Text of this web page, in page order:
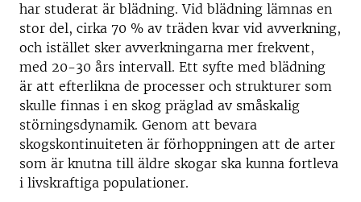
har studerat är blädning. Vid blädning lämnas en
stor del, cirka 70 % av träden kvar vid avverkning,
och istället sker avverkningarna mer frekvent,
med 20-30 års intervall. Ett syfte med blädning
är att efterlikna de processer och strukturer som
skulle finnas i en skog präglad av småskalig
störningsdynamik. Genom att bevara
skogskontinuiteten är förhoppningen att de arter
som är knutna till äldre skogar ska kunna fortleva
i livskraftiga populationer.